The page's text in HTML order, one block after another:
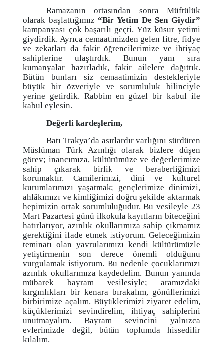
Ramazanın ortasından sonra Müftülük
olarak başlattığımız“Bir Yetim De Sen Giydir”
kampanyası çok başarılı geçti. Yüz küsur yetimi
giydirdik. Ayrıca cemaatimizden gelen fitre, fidye
ve zekatları da fakir öğrencilerimize ve ihtiyaç
sahiplerine ulaştırdık. Bunun yanı sıra
kumanyalar hazırladık, fakir ailelere dağıttık.
Bütün bunları siz cemaatimizin destekleriyle
büyük bir özveriyle ve sorumluluk bilinciyle
yerine getirdik. Rabbim en güzel bir kabul ile
kabul eylesin.
Değerli kardeşlerim,
Batı Trakya’da asırlardır varlığını sürdüren
Müslüman Türk Azınlığı olarak bizlere düşen
görev; inancımıza, kültürümüze ve değerlerimize
sahip çıkarak birlik ve beraberliğimizi
korumaktır. Camilerimizi, dinî ve kültürel
kurumlarımızı yaşatmak; gençlerimize dinimizi,
ahlâkımızı ve kimliğimizi doğru şekilde aktarmak
hepimizin ortak sorumluluğudur. Bu vesileyle 23
Mart Pazartesi günü ilkokula kayıtların biteceğini
hatırlatıyor, azınlık okullarımıza sahip çıkmamız
gerektiğini ifade etmek istiyorum. Geleceğimizin
teminatı olan yavrularımızı kendi kültürümüzle
yetiştirmenin son derece önemli olduğunu
vurgulamak istiyorum. Bu nedenle çocuklarımızı
azınlık okullarımıza kaydedelim. Bunun yanında
mübarek bayram vesilesiyle; aramızdaki
kırgınlıkları bir kenara bırakalım, gönüllerimizi
birbirimize açalım. Büyüklerimizi ziyaret edelim,
küçüklerimizi sevindirelim, ihtiyaç sahiplerini
unutmayalım. Bayram sevincini yalnızca
evlerimizde değil, bütün toplumda hissedilir
kılalım.